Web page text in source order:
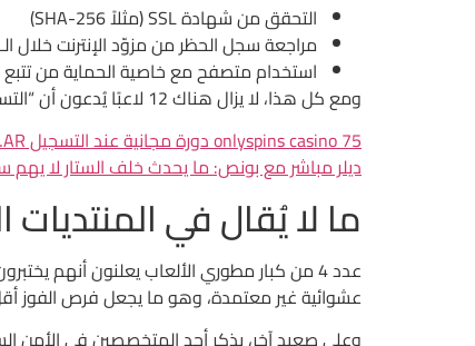
التحقق من شهادة SSL (مثلاً SHA-256)
مراجعة سجل الحظر من مزوّد الإنترنت خلال الـ 30 يومًا الماضية
استخدام متصفح مع خاصية الحماية من تتبع
ومع كل هذا، لا يزال هناك 12 لاعبًا يُدعون أن “التسجيل مجاني” حينما يعرض الموقع نموذجًا يطلب رقم هاتف، ثم يُرسل رسالة نصية برسوم 3 جنيه لكل تأكيد.
onlyspins casino 75 دورة مجانية عند التسجيل AR… مجرد خيال تسويقي لا يُستحق الثقة
ديلر مباشر مع بونص: ما يحدث خلف الستار لا يهم
ما لا يُقال في المنتديات
عشوائية غير معتمدة، وهو ما يجعل فرص الفوز أقل من 0.01% في